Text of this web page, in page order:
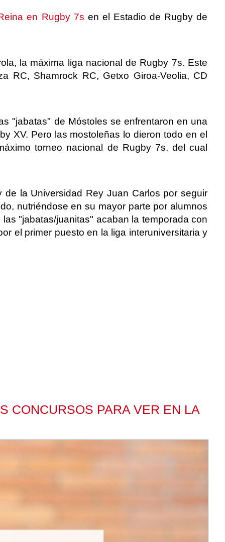
en Rugby 7s en el Estadio de Rugby de
la máxima liga nacional de Rugby 7s. Este
RC, Shamrock RC, Getxo Giroa-Veolia, CD
"jabatas" de Móstoles se enfrentaron en una
XV. Pero las mostoleñas lo dieron todo en el
torneo nacional de Rugby 7s, del cual
la Universidad Rey Juan Carlos por seguir
nutriéndose en su mayor parte por alumnos
"jabatas/juanitas" acaban la temporada con
el primer puesto en la liga interuniversitaria y
CONCURSOS PARA VER EN LA